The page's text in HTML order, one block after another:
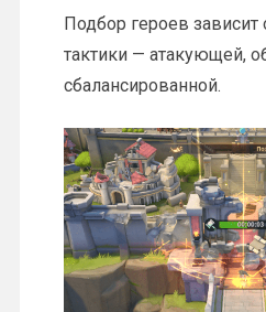
Подбор героев
тактики — атакующей,
сбалансированной.